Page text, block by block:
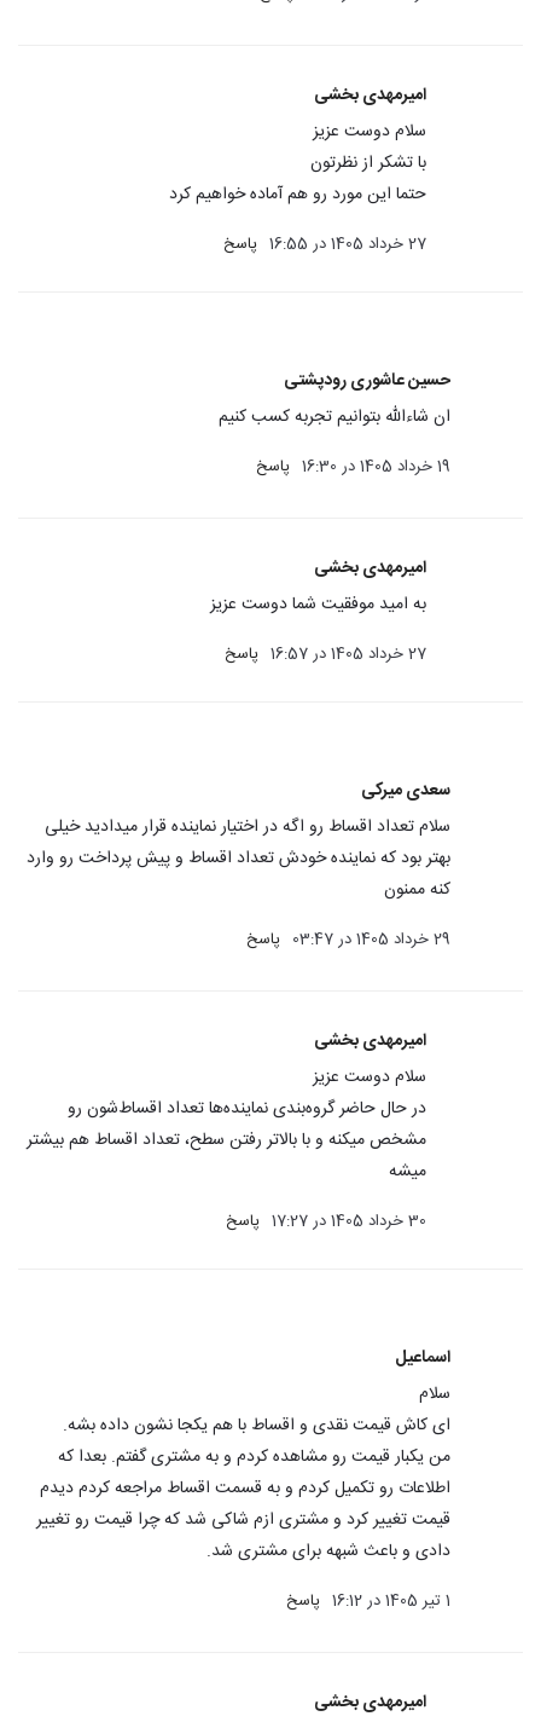
امیرمهدی بخشی
سلام دوست عزیز
با تشکر از نظرتون
حتما این مورد رو هم آماده خواهیم کرد
27 خرداد 1405 در 16:55 پاسخ
حسین عاشوری رودپشتی
ان شاءالله بتوانیم تجربه کسب‌ کنیم
19 خرداد 1405 در 16:30 پاسخ
امیرمهدی بخشی
به امید موفقیت شما دوست عزیز
27 خرداد 1405 در 16:57 پاسخ
سعدی میرکی
سلام تعداد اقساط رو اگه در اختیار نماینده قرار میدادید خیلی
بهتر بود که نماینده خودش تعداد اقساط و پیش پرداخت رو وارد
کنه ممنون
29 خرداد 1405 در 03:47 پاسخ
امیرمهدی بخشی
سلام دوست عزیز
در حال حاضر گروه‌بندی نماینده‌ها تعداد اقساط‌شون رو
مشخص میکنه و با بالاتر رفتن سطح، تعداد اقساط هم بیشتر
میشه
30 خرداد 1405 در 17:27 پاسخ
اسماعیل
سلام
ای کاش قیمت نقدی و اقساط با هم یکجا نشون داده بشه.
من یکبار قیمت رو مشاهده کردم و به مشتری گفتم. بعدا که
اطلاعات رو تکمیل کردم و به قسمت اقساط مراجعه کردم دیدم
قیمت تغییر کرد و مشتری ازم شاکی شد که چرا قیمت رو تغییر
دادی و باعث شبهه برای مشتری شد.
1 تیر 1405 در 16:12 پاسخ
امیرمهدی بخشی